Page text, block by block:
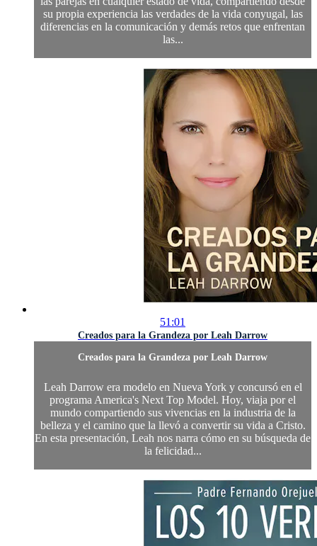
su propia experiencia las verdades de la vida conyugal, las
diferencias en la comunicación y demás retos que enfrentan
las...
51:01
Creados para la Grandeza por Leah Darrow
Creados para la Grandeza por Leah Darrow
Leah Darrow era modelo en Nueva York y concursó en el
programa America's Next Top Model. Hoy, viaja por el
mundo compartiendo sus vivencias en la industria de la
belleza y el camino que la llevó a convertir su vida a Cristo.
En esta presentación, Leah nos narra cómo en su búsqueda de
la felicidad...